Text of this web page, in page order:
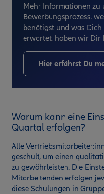
Mehr Informationen zu
Bewerbungsprozess,
benötigst und was
erwartet, haben wir Dir
Hier erfährst Du
Warum kann eine
Quartal erfolgen?
Alle
geschult, um einen
zu gewährleisten. Die
Mitarbeitenden erfolgen
diese Schulungen in